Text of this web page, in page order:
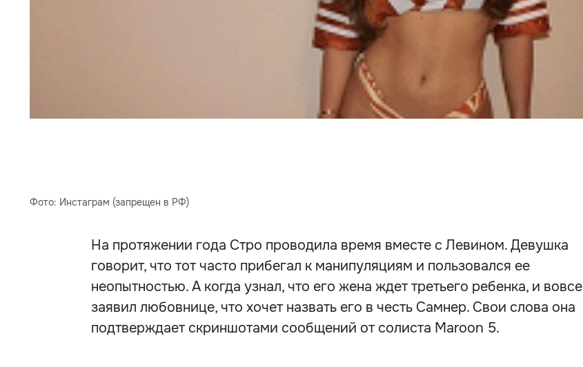
Фото: Инстаграм (запрещен в РФ)
На протяжении года Стро проводила время вместе с Левином. Девушка
говорит, что тот часто прибегал к манипуляциям и пользовался ее
неопытностью. А когда узнал, что его жена ждет третьего ребенка, и вовсе
заявил любовнице, что хочет назвать его в честь Самнер. Свои слова она
подтверждает скриншотами сообщений от солиста Maroon 5.